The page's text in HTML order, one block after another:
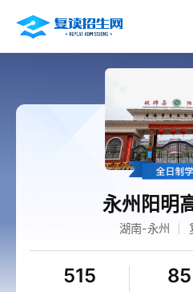
永州阳明
湖南-永州
515 85